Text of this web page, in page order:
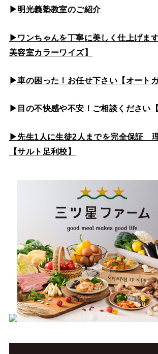
▶明光義塾教室のご紹介
▶ワンちゃんを丁寧に美しく仕上げま
美容室カラーワイズ】
▶車の困った！お任せ下さい【オートガ
▶目の不快感や不安！ご相談ください
▶先生1人に生徒2人までを完全保証
【サルト足利校】